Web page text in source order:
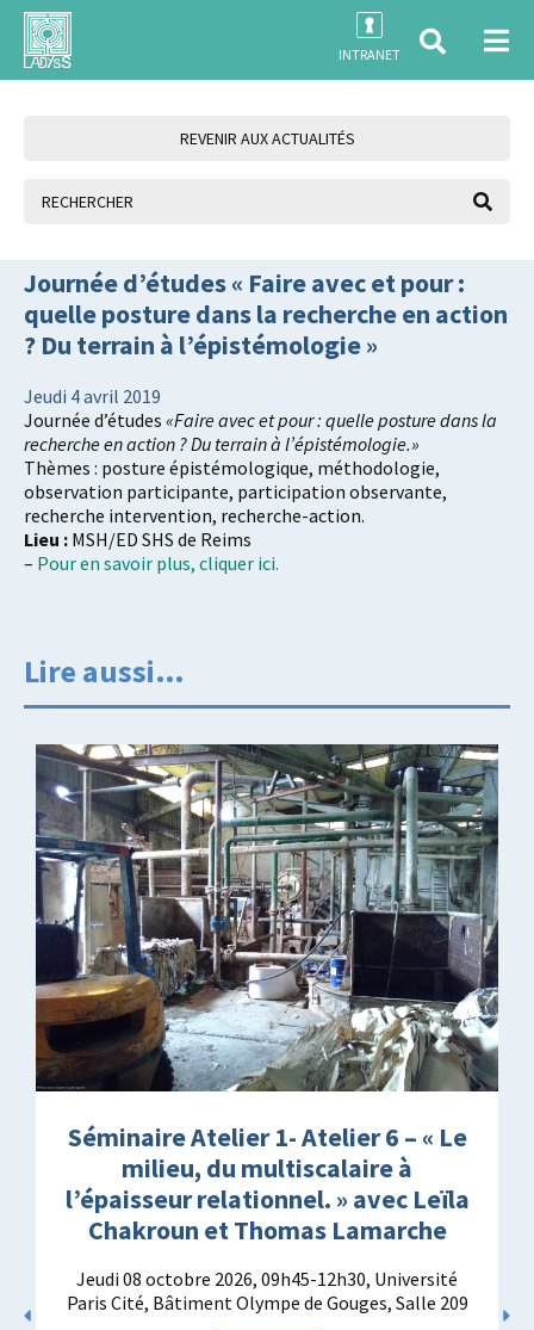
INTRANET
REVENIR AUX ACTUALITÉS
Journée d’études « Faire avec et pour :
quelle posture dans la recherche en action
? Du terrain à l’épistémologie »
Jeudi 4 avril 2019
Journée d’études «Faire avec et pour : quelle posture dans la
recherche en action ? Du terrain à l’épistémologie.»
Thèmes : posture épistémologique, méthodologie,
observation participante, participation observante,
recherche intervention, recherche-action.
Lieu : MSH/ED SHS de Reims
– Pour en savoir plus, cliquer ici.
Lire aussi…
Séminaire Atelier 1- Atelier 6 – « Le
milieu, du multiscalaire à
l’épaisseur relationnel. » avec Leïla
Chakroun et Thomas Lamarche
Jeudi 08 octobre 2026, 09h45-12h30, Université
Paris Cité, Bâtiment Olympe de Gouges, Salle 209